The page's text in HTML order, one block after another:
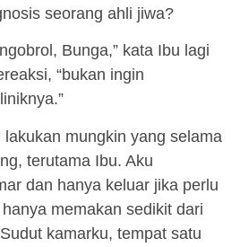
seorang ahli jiwa?
Bunga,” kata Ibu lagi
“bukan ingin
mungkin yang selama
terutama Ibu. Aku
dan hanya keluar jika perlu
memakan sedikit dari
kamarku, tempat satu